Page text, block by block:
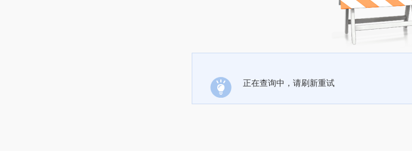
正在查询中，请刷新重试